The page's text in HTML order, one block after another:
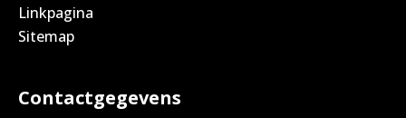
Linkpagina
Sitemap
Contactgegevens